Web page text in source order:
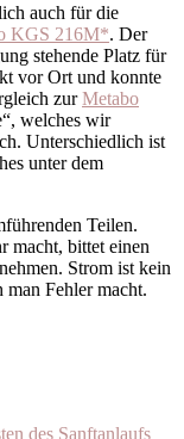
auch für die
KGS 216M*. Der
stehende Platz für
vor Ort und konnte
zurMetabo
welches wir
Unterschiedlich ist
unter dem
Teilen.
macht, bittet einen
Strom ist kein
man Fehler macht.
des Sanftanlaufs